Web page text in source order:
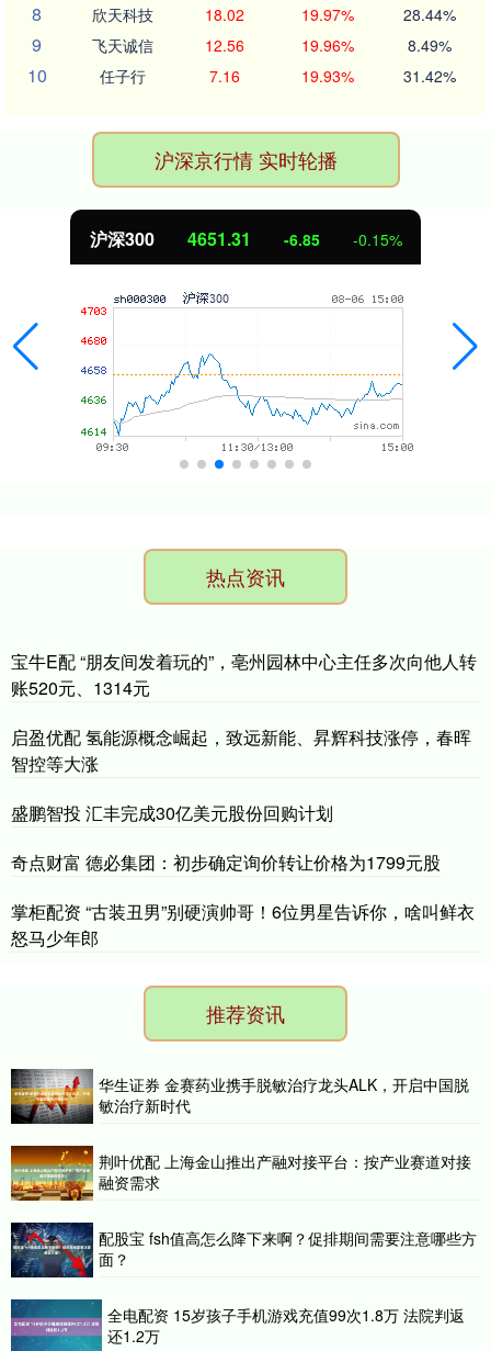
8 欣天科技 18.02 19.97% 28.44%
9 飞天诚信 12.56 19.96% 8.49%
10 任子行 7.16 19.93% 31.42%
沪深京行情 实时轮播
北证50 1122.88 3.42 0.30%
热点资讯
宝牛E配 “朋友间发着玩的”，亳州园林中心主任多次向他人转
账520元、1314元
启盈优配 氢能源概念崛起，致远新能、昇辉科技涨停，春晖
智控等大涨
盛鹏智投 汇丰完成30亿美元股份回购计划
奇点财富 德必集团：初步确定询价转让价格为1799元股
掌柜配资 “古装丑男”别硬演帅哥！6位男星告诉你，啥叫鲜衣
怒马少年郎
推荐资讯
华生证券 金赛药业携手脱敏治疗龙头ALK，开启中国脱
敏治疗新时代
荆叶优配 上海金山推出产融对接平台：按产业赛道对接
融资需求
配股宝 fsh值高怎么降下来啊？促排期间需要注意哪些方
面？
全电配资 15岁孩子手机游戏充值99次1.8万 法院判返
还1.2万